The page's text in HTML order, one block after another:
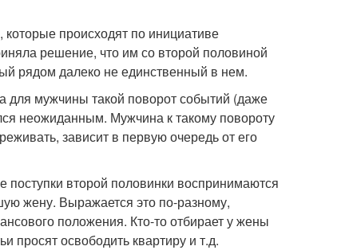
происходят по инициативе
решение, что им со второй половиной
рядом далеко не единственный в нем.
мужчины такой поворот событий (даже
неожиданным. Мужчина к такому повороту
зависит в первую очередь от его
второй половинки воспринимаются
жену. Выражается это по-разному,
положения. Кто-то отбирает у жены
просят освободить квартиру и т.д.